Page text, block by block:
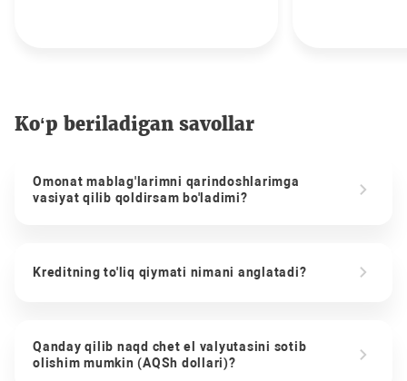
Ko‘p beriladigan savollar
Omonat mablag'larimni qarindoshlarimga
vasiyat qilib qoldirsam bo'ladimi?
Kreditning to'liq qiymati nimani anglatadi?
Qanday qilib naqd chet el valyutasini sotib
olishim mumkin (AQSh dollari)?